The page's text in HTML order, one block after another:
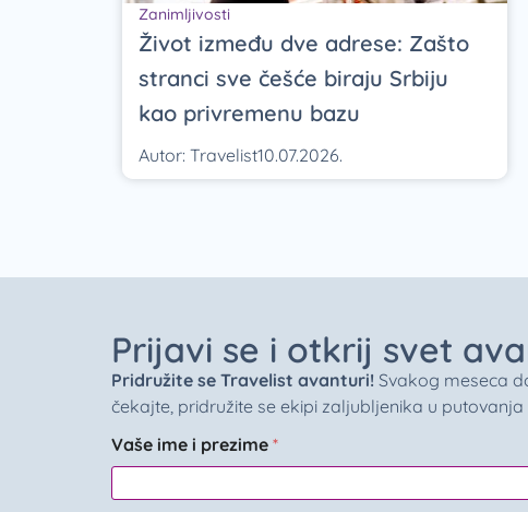
Zanimljivosti
Život između dve adrese: Zašto
stranci sve češće biraju Srbiju
kao privremenu bazu
Autor: Travelist10.07.2026.
Prijavi se i otkrij svet
Pridružite se Travelist avanturi! Svakog meseca
čekajte, pridružite se ekipi zaljubljenika u putovanja
Vaše ime i prezime *